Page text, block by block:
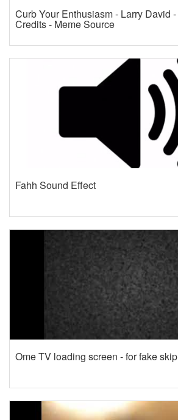
Curb Your Enthusiasm - Larry David -
Credits - Meme Source
Fahh Sound Effect
Ome TV loading screen - for fake skip